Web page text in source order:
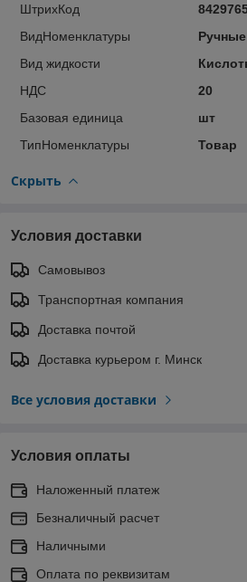
ШтрихКод
ВидНоменклатуры
Вид жидкости
НДС
20
Базовая единица
шт
ТипНоменклатуры
Товар
Скрыть
Условия доставки
Самовывоз
Транспортная компания
Доставка почтой
Доставка курьером г. Минск
Все условия доставки
Условия оплаты
Наложенный платеж
Безналичный расчет
Наличными
Оплата по реквизитам